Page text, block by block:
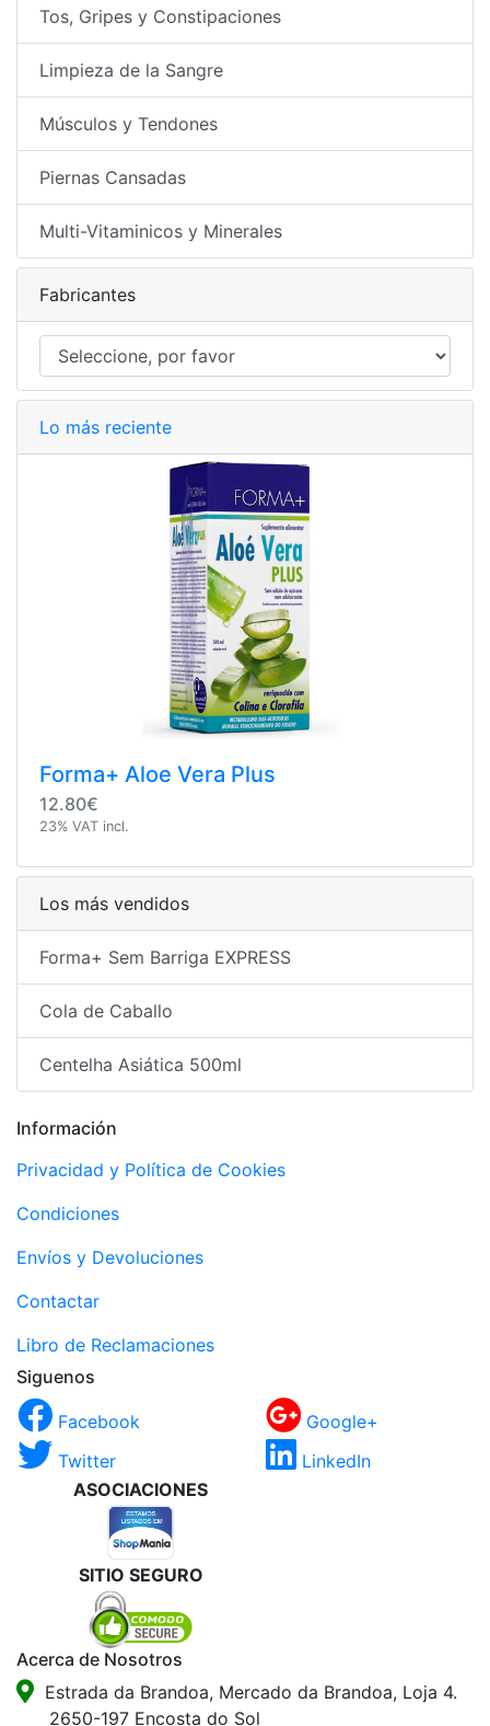
Tos, Gripes y Constipaciones
Limpieza de la Sangre
Músculos y Tendones
Piernas Cansadas
Multi-Vitaminicos y Minerales
Fabricantes
Lo más reciente
Forma+ Aloe Vera Plus
12.80€
23% VAT incl.
Los más vendidos
Forma+ Sem Barriga EXPRESS
Cola de Caballo
Centelha Asiática 500ml
Información
Privacidad y Política de Cookies
Condiciones
Envíos y Devoluciones
Contactar
Libro de Reclamaciones
Siguenos
Facebook
Google+
Twitter
LinkedIn
ASOCIACIONES
SITIO SEGURO
Acerca de Nosotros
Estrada da Brandoa, Mercado da Brandoa, Loja 4.
2650-197 Encosta do Sol